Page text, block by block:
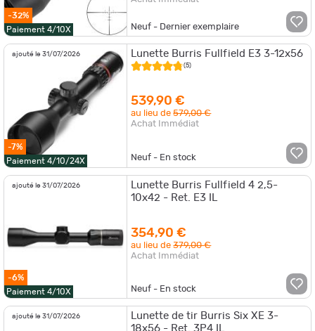
-32%
Paiement 4/10X
Neuf - Dernier exemplaire
ajouté le 31/07/2026
-7%
Paiement 4/10/24X
Lunette Burris Fullfield E3 3-12x56
(5)
539,90 €
au lieu de579,00 €
Achat Immédiat
Neuf - En stock
ajouté le 31/07/2026
-6%
Paiement 4/10X
Lunette Burris Fullfield 4 2,5-
10x42 - Ret. E3 IL
354,90 €
au lieu de379,00 €
Achat Immédiat
Neuf - En stock
ajouté le 31/07/2026
Lunette de tir Burris Six XE 3-
18x56 - Ret. 3P4 IL